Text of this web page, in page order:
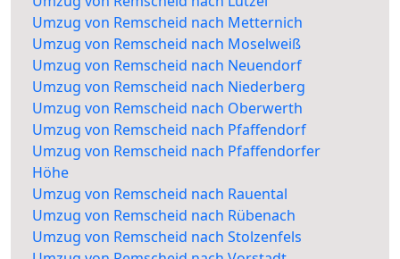
Umzug von Remscheid nach Metternich
Umzug von Remscheid nach Moselweiß
Umzug von Remscheid nach Neuendorf
Umzug von Remscheid nach Niederberg
Umzug von Remscheid nach Oberwerth
Umzug von Remscheid nach Pfaffendorf
Umzug von Remscheid nach Pfaffendorfer
Höhe
Umzug von Remscheid nach Rauental
Umzug von Remscheid nach Rübenach
Umzug von Remscheid nach Stolzenfels